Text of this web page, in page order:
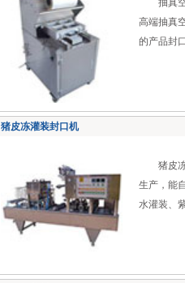
抽真空
高端抽真
的产品封
猪皮冻灌装封口机
猪皮冻
生产，能
水灌装、